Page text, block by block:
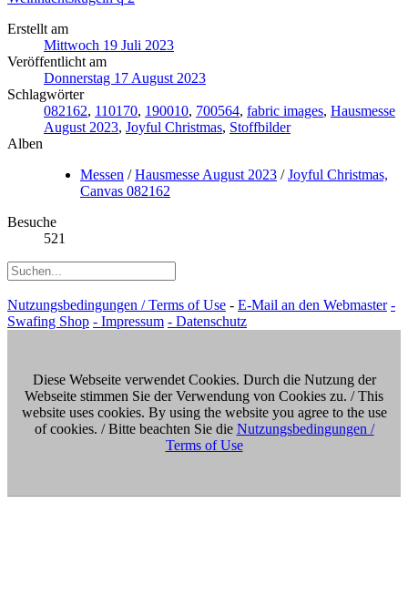
Erstellt am
Mittwoch 19 Juli 2023
Veröffentlicht am
Donnerstag 17 August 2023
Schlagwörter
082162, 110170, 190010, 700564, fabric images, Hausmesse
August 2023, Joyful Christmas, Stoffbilder
Alben
Messen /Hausmesse August 2023 /Joyful Christmas,
Canvas 082162
Besuche
521
Nutzungsbedingungen / Terms of Use - E-Mail an den Webmaster -
Swafing Shop - Impressum - Datenschutz
Diese Webseite verwendet Cookies. Durch die Nutzung der
Webseite stimmen Sie der Verwendung von Cookies zu. / This
website uses cookies. By using the website you agree to the use
of cookies. / Bitte beachten Sie die Nutzungsbedingungen /
Terms of Use